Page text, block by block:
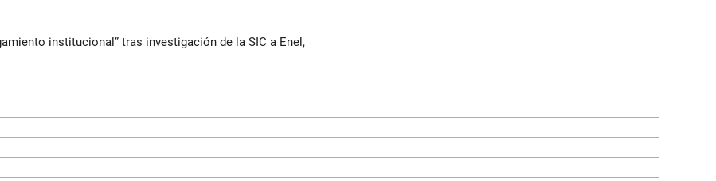
institucional” tras investigación de la SIC a Enel,